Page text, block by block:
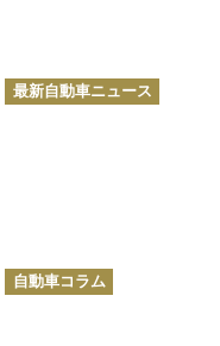
カ
テ
最新自動車ニュース
カ
テ
自動車コラム